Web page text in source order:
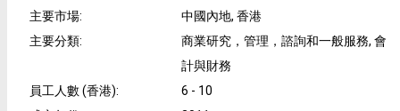
主要市場:
中國內地, 香港
主要分類:
商業研究，管理，諮詢和一般服務, 會
計與財務
員工人數 (香港):
6 - 10